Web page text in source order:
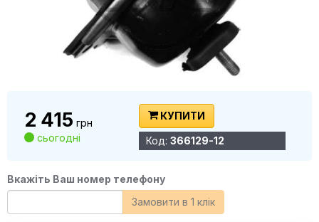
2 415 грн
сьогодні
КУПИТИ
Код: 366129-12
Вкажіть Ваш номер телефону
Замовити в 1 клік